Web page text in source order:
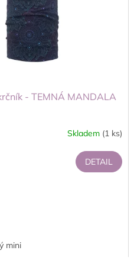
- TEMNÁ MANDALA
Skladem (1 ks)
DETAIL
mini